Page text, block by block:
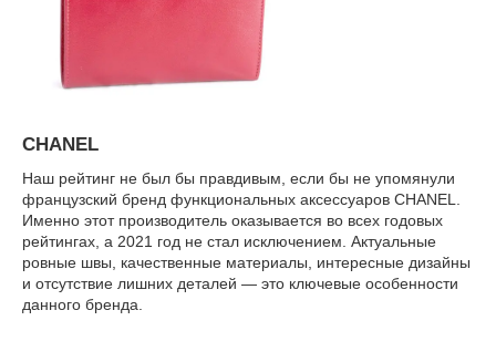
СHANEL
Наш рейтинг не был бы правдивым, если бы не упомянули
французский бренд функциональных аксессуаров СHANEL.
Именно этот производитель оказывается во всех годовых
рейтингах, а 2021 год не стал исключением. Актуальные
ровные швы, качественные материалы, интересные дизайны
и отсутствие лишних деталей — это ключевые особенности
данного бренда.